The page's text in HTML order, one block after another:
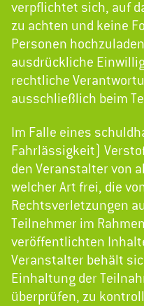
verpflichtet sich, auf
zu achten und keine
Personen
ausdrückliche
rechtliche
ausschließlich beim
Im Falle eines
Fahrlässigkeit)
den Veranstalter von
welcher Art frei, die
Rechtsverletzungen
Teilnehmer im
veröffentlichten
Veranstalter behält
Einhaltung der
überprüfen, zu